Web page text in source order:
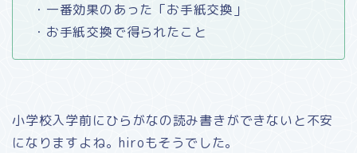
・一番効果のあった「お手紙交換」
・お手紙交換で得られたこと
小学校入学前にひらがなの読み書きができないと不安
になりますよね。hiroもそうでした。